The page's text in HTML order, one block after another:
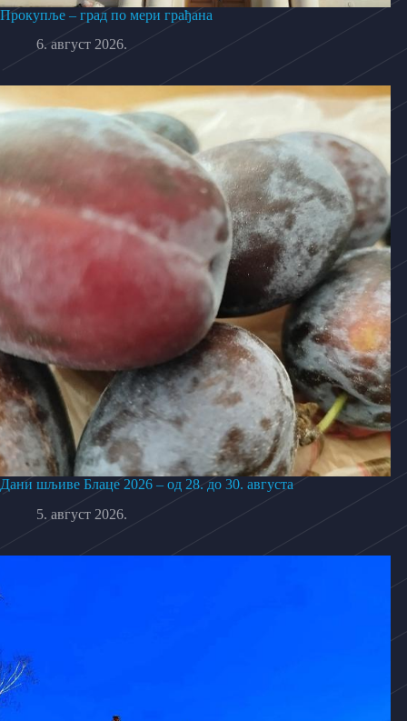
Прокупље – град по мери грађана
6. август 2026.
Дани шљиве Блаце 2026 – од 28. до 30. августа
5. август 2026.